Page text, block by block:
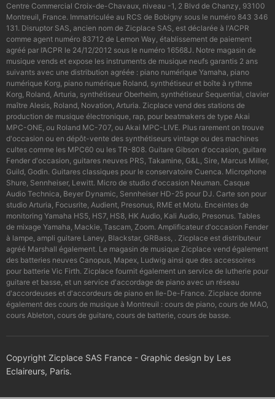
Centre Commercial Croix-de-Chavaux, niveau -1, 2 Blvd de Chanzy, 93100
Montreuil, France. Immatriculée au RCS de Bobigny sous le numéro 843 346
131. Disruptor SAS, ancien nom de Zicplace SAS, est déclarée à l'ACPR
comme agent numéro 83712 de Lemon Way, établissement de paiement
agréé par l’ACPR le 24/12/2012 sous le numéro 16568J. Notre magasin de
musique vends et expose les instruments de musique neufs garantis 2 ans
suivants avec une distribution agréée : piano numérique Yamaha, piano
numérique Korg, piano numérique Roland, synthétiseur et boîte à rythme
Korg, Roland, Arturia, synthétiseur Oberheim, synthétiseur Sequential, clavier
maître Alesis, Roland, Novation, Arturia. Zicplace vend des stations de
production de musique électronique, rap, pour beatmakers de type Akai
MPC-ONE, ou Roland MC-707, ou Akai MPC-LIVE. Plus rarement on trouve
d'occasion ou en dépôt-vente des synthétiseurs vintage ou des machines
cultes comme les MPC60 ou les TR-808. Guitare Gibson d'occasion, guitare
Fender d'occasion, guitares neuves PRS, Takamine, G&L, Sire, Marcus Miller,
Guild, Godin. Guitares classiques pour le conservatoire Cuenca. Microphone
Shure, Sennheiser, Lewitt. Micro de studio d'occasion Neuman. Casque
Audio Technica, Beyer Dynamic, Sennheiser HD-25 pour DJ. Carte son pour
studio Arturia, Focusrite, Audient, Presonus, RME et Motu. Enceintes de
monitoring Yamaha HS5, HS7, HS8, HK Audio, Kali Audio, Presonus. Tables
de mixage Yamaha, Mackie, Tascam, Zoom. Amplificateur d'occasion Fender
à lampe, ampli guitare Laney, Blackstar, GRBass, . Zicplace est distributeur
agréé Marshall également. Le magasin de musique Zicplace vend également
des batteries neuves Canopus, Mapex, Ludwig ainsi que des accessoires
pour batterie Vic Firth. Zicplace fournit également un service de lutherie pour
guitare et basse, et un service d'accordage de piano avec un réseau
d'accordeuses et d'accordeurs de piano en Ile-De-France. Zicplace donne
également des cours de musique à Montreuil : cours de piano, cours de MAO,
cours Ableton, cours de guitare, cours de batterie, cours de basse.
Copyright Zicplace SAS France - Graphic design by Les
Eclaireurs, Paris.